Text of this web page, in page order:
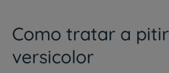
Como tratar a
versicolor